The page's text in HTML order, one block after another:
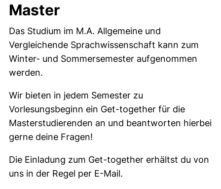
Master
Das Studium im M.A. Allgemeine und
Vergleichende Sprachwissenschaft kann zum
Winter- und Sommersemester aufgenommen
werden.
Wir bieten in jedem Semester zu
Vorlesungsbeginn ein Get-together für die
Masterstudierenden an und beantworten hierbei
gerne deine Fragen!
Die Einladung zum Get-together erhältst du von
uns in der Regel per E-Mail.